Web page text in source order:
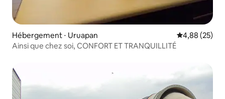
Hébergement ⋅ Uruapan Évaluation
4,88 (25)
Ainsi que chez soi, CONFORT ET TRANQUILLITÉ